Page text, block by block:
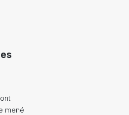
mené